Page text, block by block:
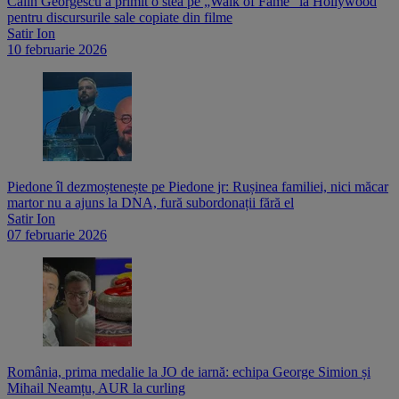
pentru discursurile sale copiate din filme
Satir Ion
10 februarie 2026
Piedone îl dezmoștenește pe Piedone jr: Rușinea familiei, nici măcar
martor nu a ajuns la DNA, fură subordonații fără el
Satir Ion
07 februarie 2026
România, prima medalie la JO de iarnă: echipa George Simion și
Mihail Neamțu, AUR la curling